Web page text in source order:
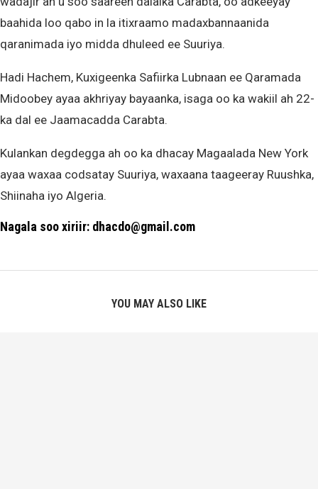
baahida loo qabo in la itixraamo madaxbannaanida
qaranimada iyo midda dhuleed ee Suuriya.
Hadi Hachem, Kuxigeenka Safiirka Lubnaan ee Qaramada
Midoobey ayaa akhriyay bayaanka, isaga oo ka wakiil ah 22-
ka dal ee Jaamacadda Carabta.
Kulankan degdegga ah oo ka dhacay Magaalada New York
ayaa waxaa codsatay Suuriya, waxaana taageeray Ruushka,
Shiinaha iyo Algeria.
Nagala soo xiriir: dhacdo@gmail.com
YOU MAY ALSO LIKE